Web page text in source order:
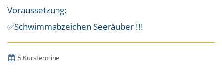
Voraussetzung:
✅Schwimmabzeichen Seeräuber !!!
5 Kurstermine